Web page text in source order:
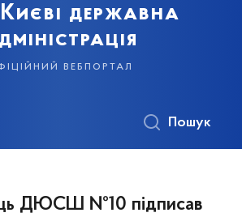
Києві державна
вебпортал
Пошук
ДЮСШ №10 підписав